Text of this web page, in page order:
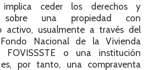
implica ceder los derechos y
sobre una propiedad con
activo, usualmente a través del
Nacional de la Vivienda
FOVISSSTE o una institución
por tanto, una compraventa